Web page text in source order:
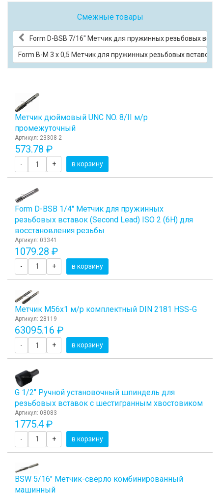
Смежные товары
Form D-BSB 7/16" Метчик для пружинных резьбовых
Form B-М 3 х 0,5 Метчик для пружинных резьбовых вставок
Метчик дюймовый UNC NO. 8/II м/р
промежуточный
Артикул: 23308-2
573.78 ₽
- + в корзину
Form D-BSB 1/4" Метчик для пружинных
резьбовых вставок (Second Lead) ISO 2 (6H) для
восстановления резьбы
Артикул: 03341
1079.28 ₽
- + в корзину
Метчик М56x1 м/р комплектный DIN 2181 HSS-G
Артикул: 28119
63095.16 ₽
- + в корзину
G 1/2" Ручной установочный шпиндель для
резьбовых вставок с шестигранным хвостовиком
Артикул: 08083
1775.4 ₽
- + в корзину
BSW 5/16" Метчик-сверло комбинированный
машинный